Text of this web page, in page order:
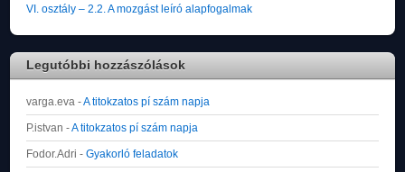
VI. osztály – 2.2. A mozgást leíró alapfogalmak
Legutóbbi hozzászólások
varga.eva -A titokzatos pí szám napja
P.istvan -A titokzatos pí szám napja
Fodor.Adri -Gyakorló feladatok